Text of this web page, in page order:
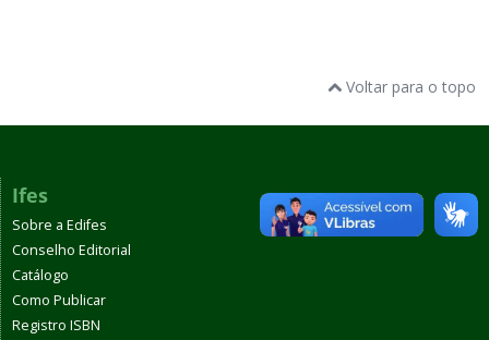
Voltar para o topo
Ifes
Sobre a Edifes
Conselho Editorial
Catálogo
Como Publicar
Registro ISBN